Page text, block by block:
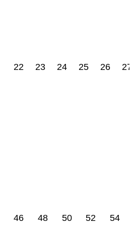
22 23 24 25 26 27
46 48 50 52 54